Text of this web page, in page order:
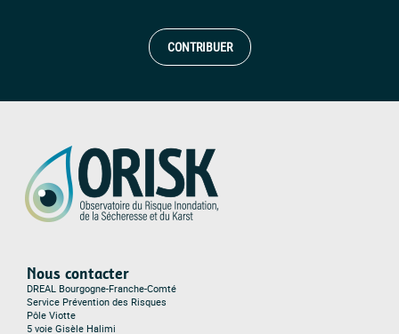
CONTRIBUER
Nous contacter
DREAL Bourgogne-Franche-Comté
Service Prévention des Risques
Pôle Viotte
5 voie Gisèle Halimi